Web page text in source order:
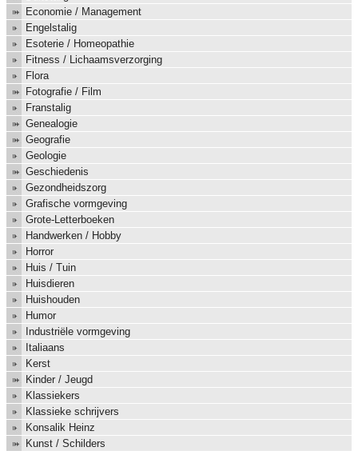
Economie / Management
Engelstalig
Esoterie / Homeopathie
Fitness / Lichaamsverzorging
Flora
Fotografie / Film
Franstalig
Genealogie
Geografie
Geologie
Geschiedenis
Gezondheidszorg
Grafische vormgeving
Grote-Letterboeken
Handwerken / Hobby
Horror
Huis / Tuin
Huisdieren
Huishouden
Humor
Industriële vormgeving
Italiaans
Kerst
Kinder / Jeugd
Klassiekers
Klassieke schrijvers
Konsalik Heinz
Kunst / Schilders